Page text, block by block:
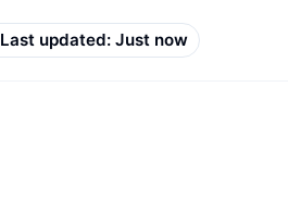
Last updated: Just now